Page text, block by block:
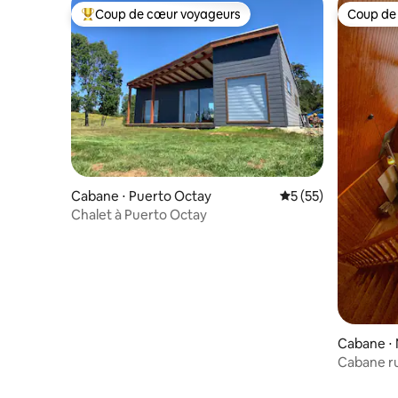
Coups de cœur voyageurs les plus appréciés
Coup de cœur voyageurs
Cabane ⋅ Puerto Octay Évaluation
5 (55)
Chalet à Puerto Octay
Coup
Coup
Cabane
Cabane